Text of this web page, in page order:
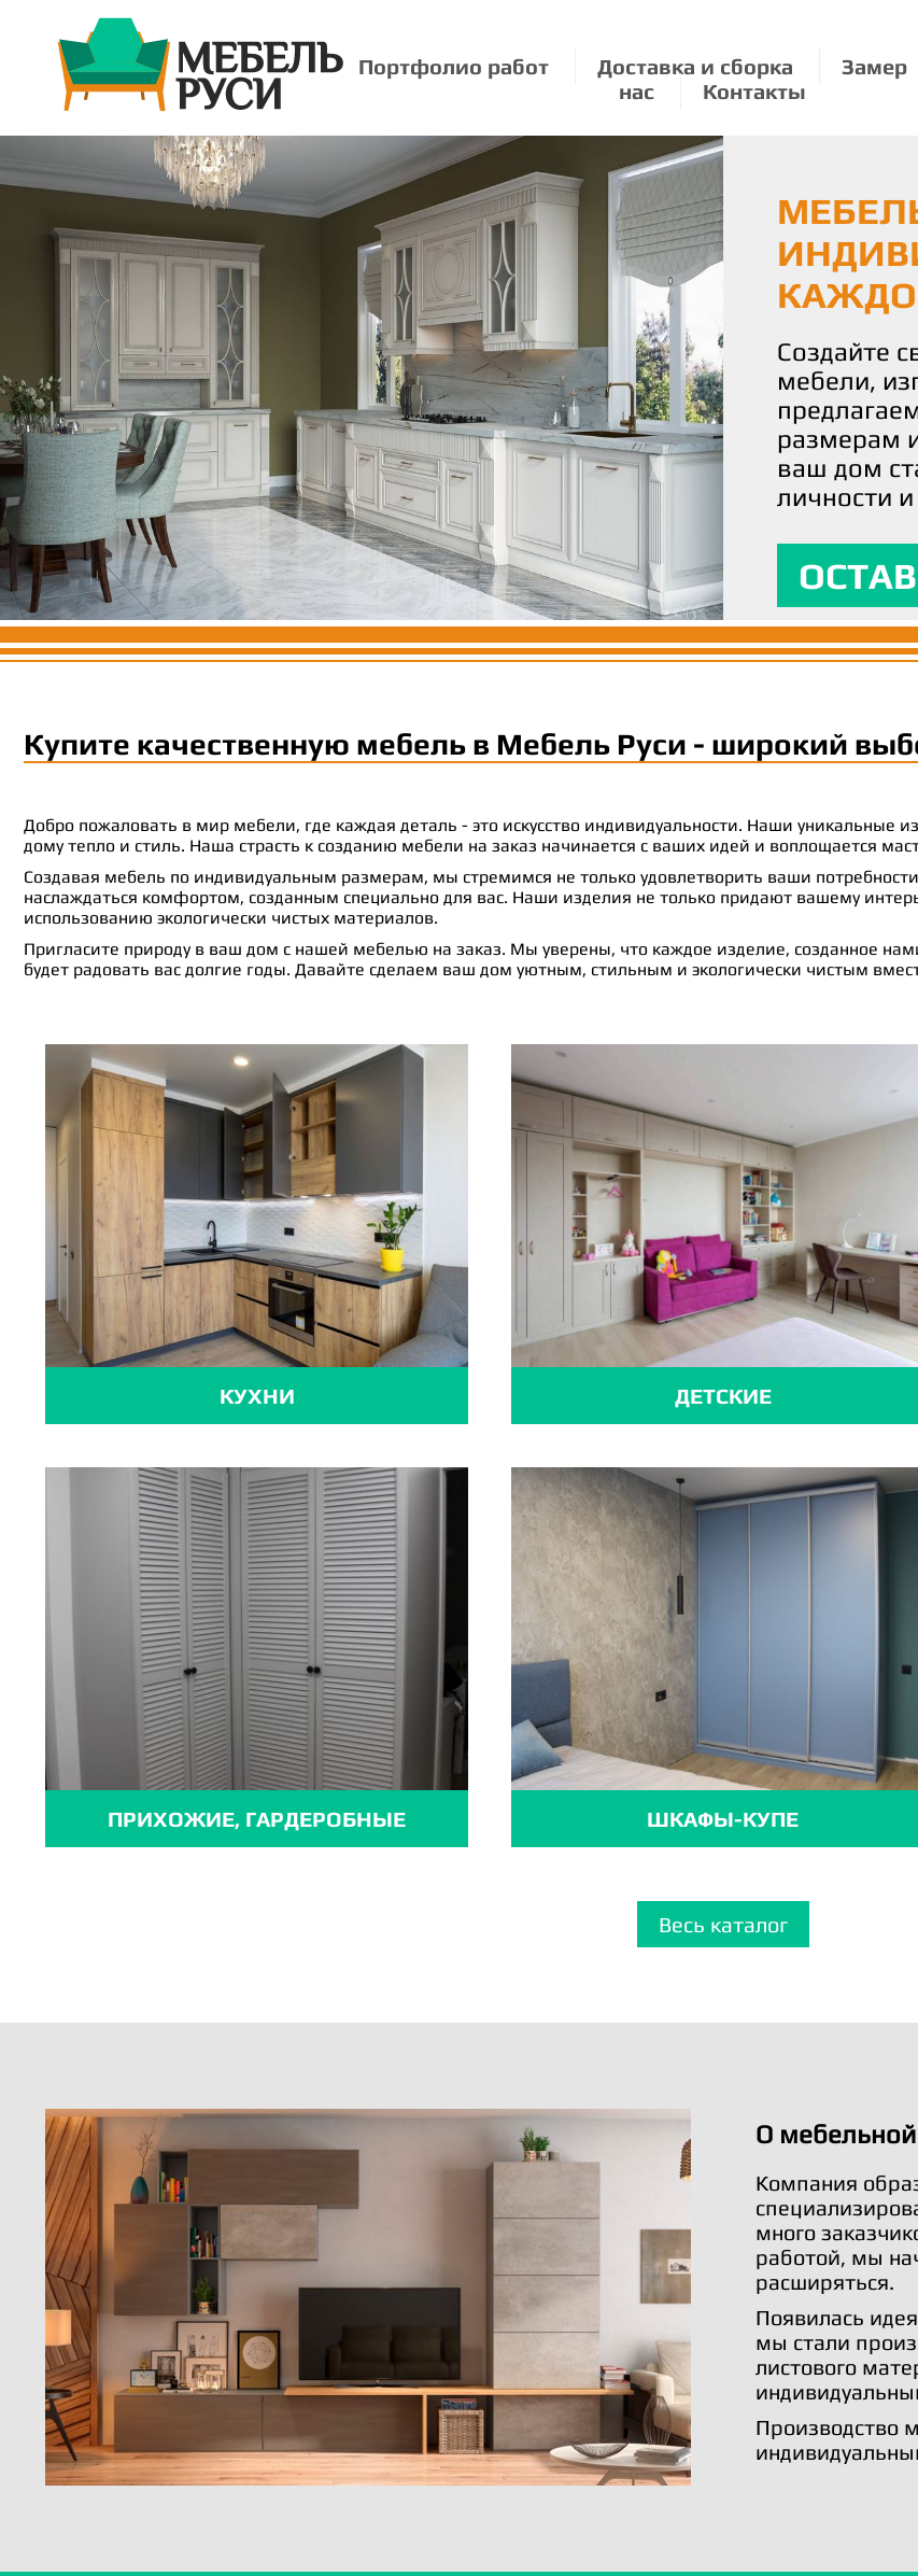
Портфолио работ Доставка и сборка Замер
нас
Контакты
Создайте
мебели,
размерам
ваш дом
личности и
О
Мы
используя
Наши
уют и
планете.
С нами вы
истинное
Наша
воплотить
чтобы
вашим
Купите качественную мебель в Мебель Руси - широкий
Добро пожаловать в мир мебели, где каждая деталь - это искусство индивидуальности. Наши уникальные
дому тепло и стиль. Наша страсть к созданию мебели на заказ начинается с ваших идей и воплощается
Создавая мебель по индивидуальным размерам, мы стремимся не только удовлетворить ваши
наслаждаться комфортом, созданным специально для вас. Наши изделия не только придают вашему
использованию экологически чистых материалов.
Пригласите природу в ваш дом с нашей мебелью на заказ. Мы уверены, что каждое изделие, созданное
будет радовать вас долгие годы. Давайте сделаем ваш дом уютным, стильным и экологически чистым
КУХНИ ДЕТСКИЕ
ПРИХОЖИЕ, ГАРДЕРОБНЫЕ ШКАФЫ-КУПЕ
Весь каталог
О
Компания
много
работой, мы
расширяться.
Появилась
мы стали
листового
Производство